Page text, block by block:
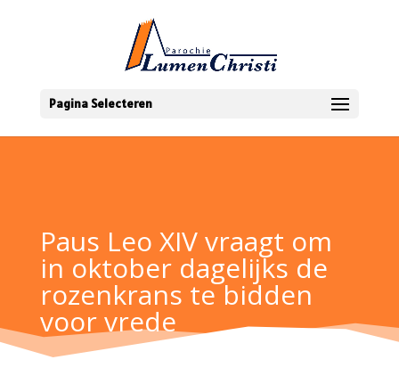
Pagina Selecteren
Paus Leo XIV vraagt om
in oktober dagelijks de
rozenkrans te bidden
voor vrede